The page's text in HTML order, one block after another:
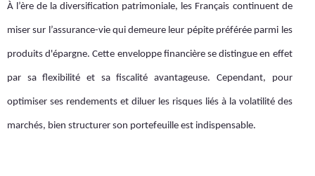
À l’ère de la diversification patrimoniale, les Français continuent de
miser sur l’assurance-vie qui demeure leur pépite préférée parmi les
produits d'épargne. Cette enveloppe financière se distingue en effet
par sa flexibilité et sa fiscalité avantageuse. Cependant, pour
optimiser ses rendements et diluer les risques liés à la volatilité des
marchés, bien structurer son portefeuille est indispensable.